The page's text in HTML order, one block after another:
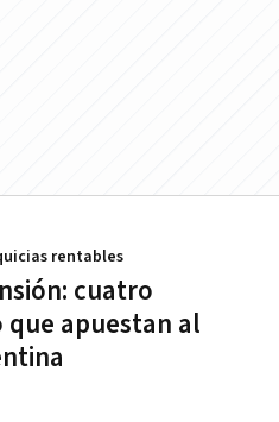
cuatro
que apuestan al
rentables